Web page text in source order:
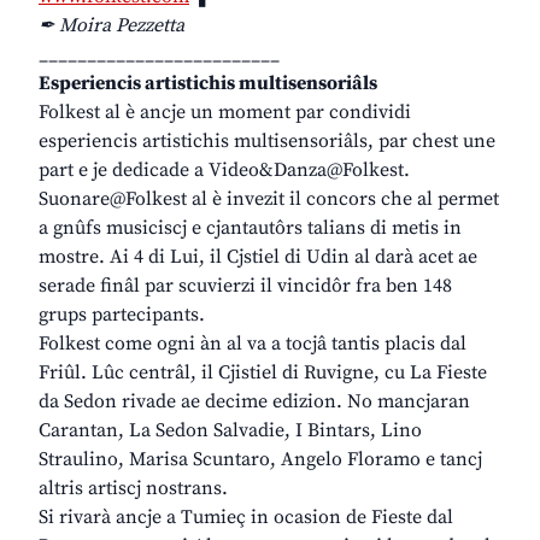
✒ Moira Pezzetta
_________________________
Esperiencis artistichis multisensoriâls
Folkest al è ancje un moment par condividi
esperiencis artistichis multisensoriâls, par chest une
part e je dedicade a Video&Danza@Folkest.
Suonare@Folkest al è invezit il concors che al permet
a gnûfs musiciscj e cjantautôrs talians di metis in
mostre. Ai 4 di Lui, il Cjstiel di Udin al darà acet ae
serade finâl par scuvierzi il vincidôr fra ben 148
grups partecipants.
Folkest come ogni àn al va a tocjâ tantis placis dal
Friûl. Lûc centrâl, il Cjistiel di Ruvigne, cu La Fieste
da Sedon rivade ae decime edizion. No mancjaran
Carantan, La Sedon Salvadie, I Bintars, Lino
Straulino, Marisa Scuntaro, Angelo Floramo e tancj
altris artiscj nostrans.
Si rivarà ancje a Tumieç in ocasion de Fieste dal